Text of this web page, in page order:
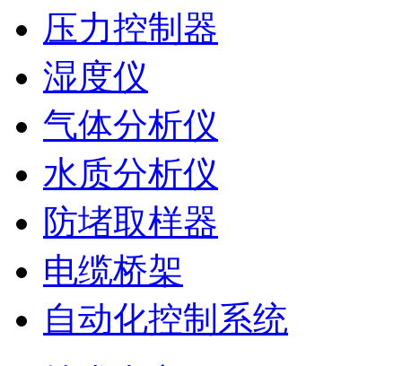
压力控制器
湿度仪
气体分析仪
水质分析仪
防堵取样器
电缆桥架
自动化控制系统